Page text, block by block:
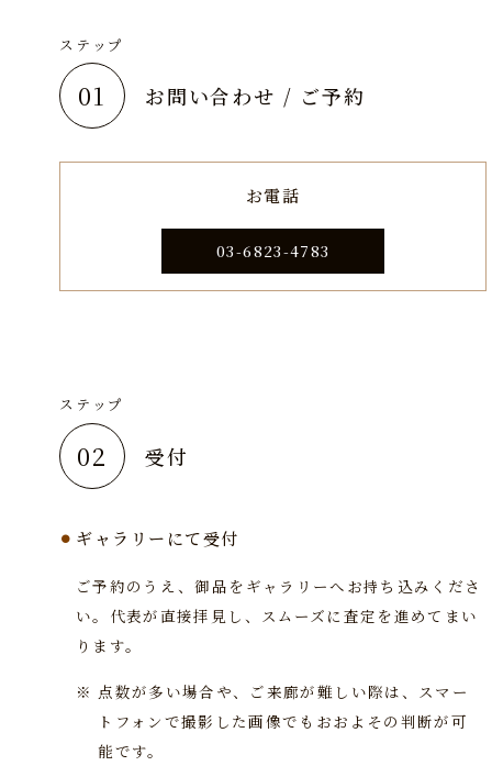
ステップ
01 お問い合わせ / ご予約
お電話
03-6823-4783
ステップ
02 受付
ギャラリーにて受付
ご予約のうえ、御品をギャラリーへお持ち込みくださ
い。代表が直接拝見し、スムーズに査定を進めてまい
ります。
※ 点数が多い場合や、ご来廊が難しい際は、スマー
トフォンで撮影した画像でもおおよその判断が可
能です。